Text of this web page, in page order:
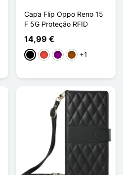
Capa Flip Oppo Reno 15
F 5G Proteção RFID
14,99 €
PretoVermelho
PúrpuraCastanho
+1